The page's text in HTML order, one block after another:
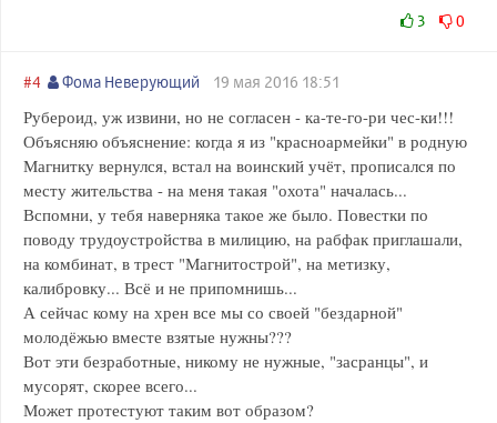
3 0
#4 Фома Неверующий 19 мая 2016 18:51
Рубероид, уж извини, но не согласен - ка-те-го-ри чес-ки!!!
Объясняю объяснение: когда я из "красноармейки" в родную
Магнитку вернулся, встал на воинский учёт, прописался по
месту жительства - на меня такая "охота" началась...
Вспомни, у тебя наверняка такое же было. Повестки по
поводу трудоустройства в милицию, на рабфак приглашали,
на комбинат, в трест "Магнитострой", на метизку,
калибровку... Всё и не припомнишь...
А сейчас кому на хрен все мы со своей "бездарной"
молодёжью вместе взятые нужны???
Вот эти безработные, никому не нужные, "засранцы", и
мусорят, скорее всего...
Может протестуют таким вот образом?